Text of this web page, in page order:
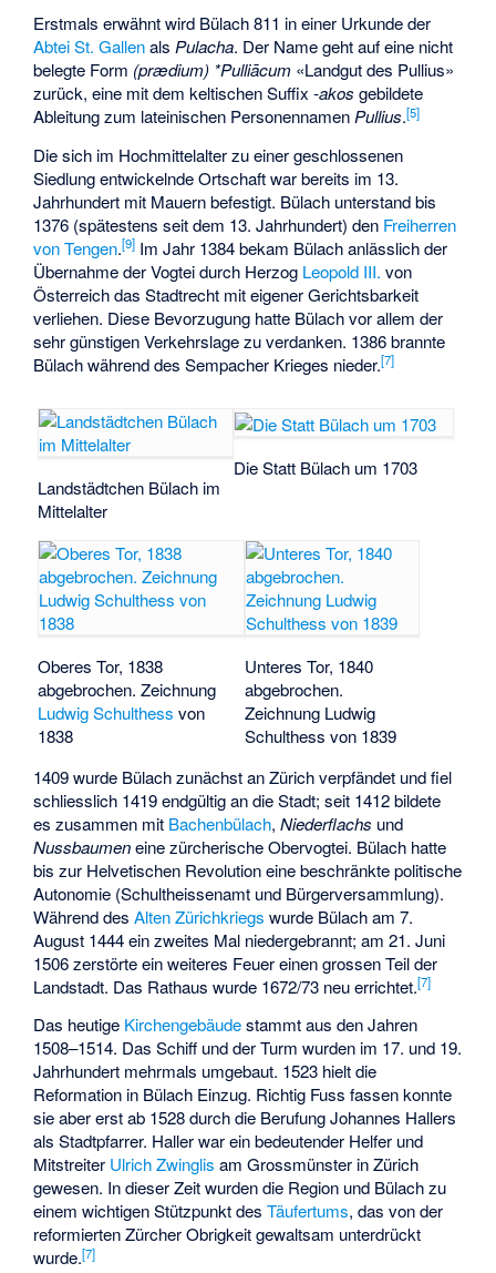
Erstmals erwähnt wird Bülach 811 in einer Urkunde der
Abtei St. GallenalsPulacha. Der Name geht auf eine nicht
belegte Form (prædium) *Pulliācum «Landgut des Pullius»
zurück, eine mit dem keltischen Suffix-akos gebildete
Ableitung zum lateinischen PersonennamenPullius.[5]
Die sich im Hochmittelalter zu einer geschlossenen
Siedlung entwickelnde Ortschaft war bereits im 13.
Jahrhundert mit Mauern befestigt. Bülach unterstand bis
1376 (spätestens seit dem 13. Jahrhundert) den Freiherren
von Tengen.[9] Im Jahr 1384 bekam Bülach anlässlich der
Übernahme der Vogtei durch Herzog Leopold III. von
Österreich das Stadtrecht mit eigener Gerichtsbarkeit
verliehen. Diese Bevorzugung hatte Bülach vor allem der
sehr günstigen Verkehrslage zu verdanken. 1386 brannte
Bülach während des Sempacher Krieges nieder.[7]
Landstädtchen Bülach im
Mittelalter
Die Statt Bülach um 1703
Oberes Tor, 1838
abgebrochen. Zeichnung
Ludwig Schulthess von
1838
Unteres Tor, 1840
abgebrochen.
Zeichnung Ludwig
Schulthess von 1839
1409 wurde Bülach zunächst an Zürich verpfändet und fiel
schliesslich 1419 endgültig an die Stadt; seit 1412 bildete
es zusammen mit Bachenbülach,Niederflachs und
Nussbaumeneine zürcherische Obervogtei. Bülach hatte
bis zur Helvetischen Revolution eine beschränkte politische
Autonomie (Schultheissenamt und Bürgerversammlung).
Während desAlten Zürichkriegs wurde Bülach am 7.
August 1444 ein zweites Mal niedergebrannt; am 21. Juni
1506 zerstörte ein weiteres Feuer einen grossen Teil der
Landstadt. Das Rathaus wurde 1672/73 neu errichtet.[7]
Das heutige Kirchengebäudestammt aus den Jahren
1508–1514. Das Schiff und der Turm wurden im 17. und 19.
Jahrhundert mehrmals umgebaut. 1523 hielt die
Reformation in Bülach Einzug. Richtig Fuss fassen konnte
sie aber erst ab 1528 durch die Berufung Johannes Hallers
als Stadtpfarrer. Haller war ein bedeutender Helfer und
Mitstreiter Ulrich Zwinglis am Grossmünster in Zürich
gewesen. In dieser Zeit wurden die Region und Bülach zu
einem wichtigen Stützpunkt desTäufertums, das von der
reformierten Zürcher Obrigkeit gewaltsam unterdrückt
wurde.[7]